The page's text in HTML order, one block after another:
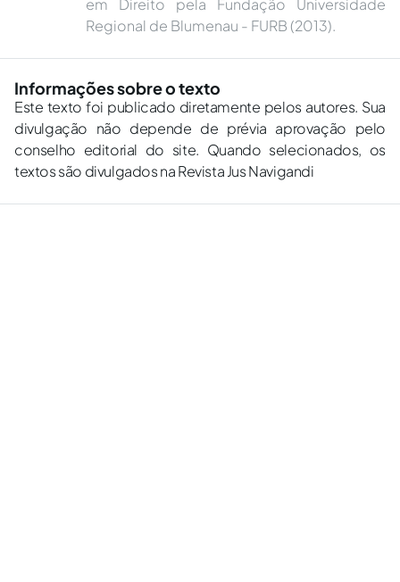
em Direito pela Fundação Universidade
Regional de Blumenau - FURB (2013).
Informações sobre o texto
Este texto foi publicado diretamente pelos autores. Sua
divulgação não depende de prévia aprovação pelo
conselho editorial do site. Quando selecionados, os
textos são divulgados na Revista Jus Navigandi